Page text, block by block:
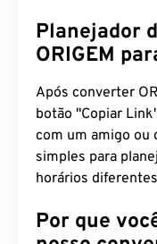
Planejador
ORIGEM
Após converter
botão "Copiar
com um amigo ou
simples para
horários
Por que